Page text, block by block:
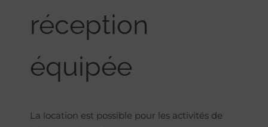
réception
équipée
La location est possible pour les activités de